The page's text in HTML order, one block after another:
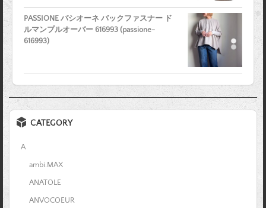
PASSIONE パシオーネ バックファスナー ド
ルマンプルオーバー 616993 (passione-
616993)
CATEGORY
A
ambi.MAX
ANATOLE
ANVOCOEUR